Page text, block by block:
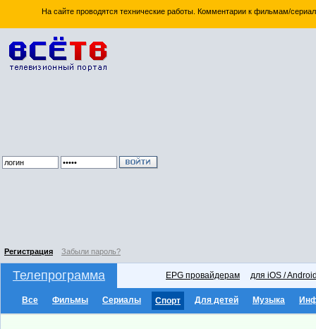
На сайте проводятся технические работы. Комментарии к фильмам/
Регистрация Забыли пароль?
Телепрограмма EPG провайдерам для iOS /
Все Фильмы Сериалы Спорт Для детей Музыка